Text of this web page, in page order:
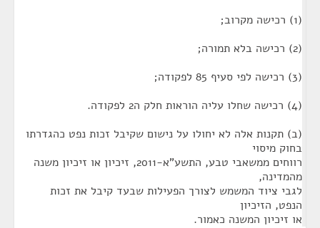
(1) רכישה מקרוב;
(2) רכישה בלא תמורה;
(3) רכישה לפי סעיף 85 לפקודה;
(4) רכישה שחלו עליה הוראות חלק ה2 לפקודה.
(ב) תקנות אלה לא יחולו על נישום שקיבל זכות נפט כהגדרתו
בחוק מיסוי
רווחים ממשאבי טבע, התשע"א-2011, זיכיון או זיכיון משנה
מהמדינה,
לגבי ציוד המשמש לצורך הפעילות שבעד קיבל את זכות
הנפט, הזיכיון
או זיכיון המשנה כאמור.